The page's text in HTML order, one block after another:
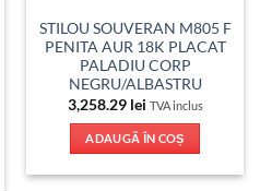
STILOU SOUVERAN M805 F
PENITA AUR 18K PLACAT
PALADIU CORP
NEGRU/ALBASTRU
3,258.29 lei TVA inclus
ADAUGĂ ÎN COȘ